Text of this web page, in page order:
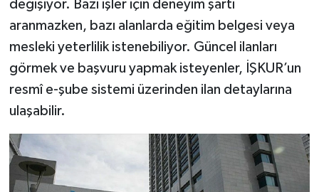
değişiyor. Bazı işler için deneyim şartı
aranmazken, bazı alanlarda eğitim belgesi veya
mesleki yeterlilik istenebiliyor. Güncel ilanları
görmek ve başvuru yapmak isteyenler, İŞKUR’un
resmî e-şube sistemi üzerinden ilan detaylarına
ulaşabilir.